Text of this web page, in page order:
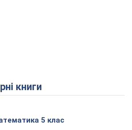
книги
5 клас